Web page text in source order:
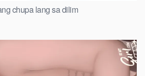
chupa lang sa dilim